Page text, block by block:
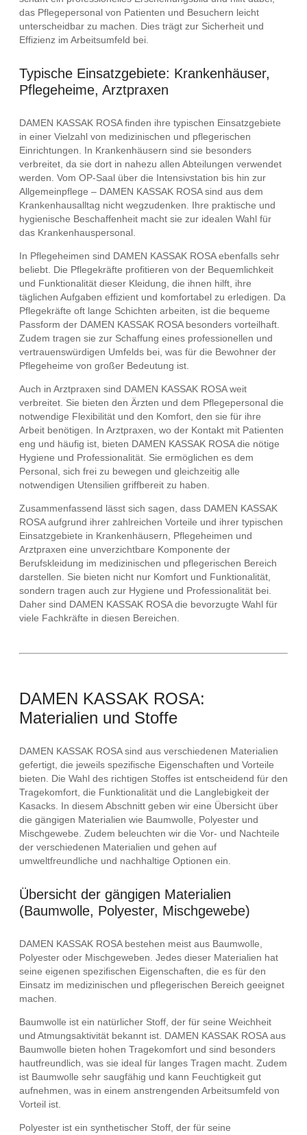
das Pflegepersonal von Patienten und Besuchern leicht
unterscheidbar zu machen. Dies trägt zur Sicherheit und
Effizienz im Arbeitsumfeld bei.
Typische Einsatzgebiete: Krankenhäuser,
Pflegeheime, Arztpraxen
DAMEN KASSAK ROSA finden ihre typischen Einsatzgebiete
in einer Vielzahl von medizinischen und pflegerischen
Einrichtungen. In Krankenhäusern sind sie besonders
verbreitet, da sie dort in nahezu allen Abteilungen verwendet
werden. Vom OP-Saal über die Intensivstation bis hin zur
Allgemeinpflege – DAMEN KASSAK ROSA sind aus dem
Krankenhausalltag nicht wegzudenken. Ihre praktische und
hygienische Beschaffenheit macht sie zur idealen Wahl für
das Krankenhauspersonal.
In Pflegeheimen sind DAMEN KASSAK ROSA ebenfalls sehr
beliebt. Die Pflegekräfte profitieren von der Bequemlichkeit
und Funktionalität dieser Kleidung, die ihnen hilft, ihre
täglichen Aufgaben effizient und komfortabel zu erledigen. Da
Pflegekräfte oft lange Schichten arbeiten, ist die bequeme
Passform der DAMEN KASSAK ROSA besonders vorteilhaft.
Zudem tragen sie zur Schaffung eines professionellen und
vertrauenswürdigen Umfelds bei, was für die Bewohner der
Pflegeheime von großer Bedeutung ist.
Auch in Arztpraxen sind DAMEN KASSAK ROSA weit
verbreitet. Sie bieten den Ärzten und dem Pflegepersonal die
notwendige Flexibilität und den Komfort, den sie für ihre
Arbeit benötigen. In Arztpraxen, wo der Kontakt mit Patienten
eng und häufig ist, bieten DAMEN KASSAK ROSA die nötige
Hygiene und Professionalität. Sie ermöglichen es dem
Personal, sich frei zu bewegen und gleichzeitig alle
notwendigen Utensilien griffbereit zu haben.
Zusammenfassend lässt sich sagen, dass DAMEN KASSAK
ROSA aufgrund ihrer zahlreichen Vorteile und ihrer typischen
Einsatzgebiete in Krankenhäusern, Pflegeheimen und
Arztpraxen eine unverzichtbare Komponente der
Berufskleidung im medizinischen und pflegerischen Bereich
darstellen. Sie bieten nicht nur Komfort und Funktionalität,
sondern tragen auch zur Hygiene und Professionalität bei.
Daher sind DAMEN KASSAK ROSA die bevorzugte Wahl für
viele Fachkräfte in diesen Bereichen.
DAMEN KASSAK ROSA:
Materialien und Stoffe
DAMEN KASSAK ROSA sind aus verschiedenen Materialien
gefertigt, die jeweils spezifische Eigenschaften und Vorteile
bieten. Die Wahl des richtigen Stoffes ist entscheidend für den
Tragekomfort, die Funktionalität und die Langlebigkeit der
Kasacks. In diesem Abschnitt geben wir eine Übersicht über
die gängigen Materialien wie Baumwolle, Polyester und
Mischgewebe. Zudem beleuchten wir die Vor- und Nachteile
der verschiedenen Materialien und gehen auf
umweltfreundliche und nachhaltige Optionen ein.
Übersicht der gängigen Materialien
(Baumwolle, Polyester, Mischgewebe)
DAMEN KASSAK ROSA bestehen meist aus Baumwolle,
Polyester oder Mischgeweben. Jedes dieser Materialien hat
seine eigenen spezifischen Eigenschaften, die es für den
Einsatz im medizinischen und pflegerischen Bereich geeignet
machen.
Baumwolle ist ein natürlicher Stoff, der für seine Weichheit
und Atmungsaktivität bekannt ist. DAMEN KASSAK ROSA aus
Baumwolle bieten hohen Tragekomfort und sind besonders
hautfreundlich, was sie ideal für langes Tragen macht. Zudem
ist Baumwolle sehr saugfähig und kann Feuchtigkeit gut
aufnehmen, was in einem anstrengenden Arbeitsumfeld von
Vorteil ist.
Polyester ist ein synthetischer Stoff, der für seine